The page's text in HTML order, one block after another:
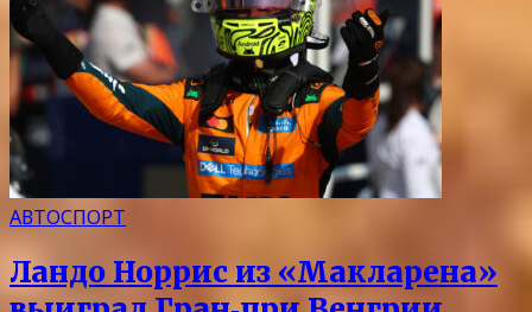
АВТОСПОРТ
Ландо Норрис из «Макларена»